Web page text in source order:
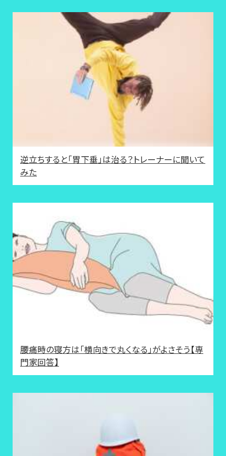
逆立ちすると「胃下垂」は治る？トレーナーに聞いて
みた
腰痛時の寝方は「横向きで丸くなる」がよさそう【専
門家回答】